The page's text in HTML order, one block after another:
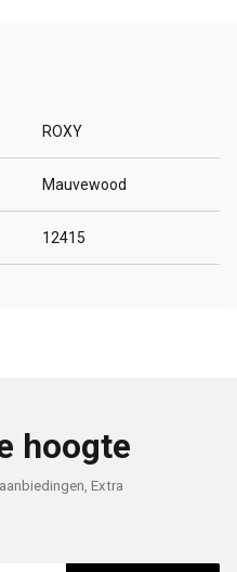
ROXY
Mauvewood
12415
hoogte
Extra